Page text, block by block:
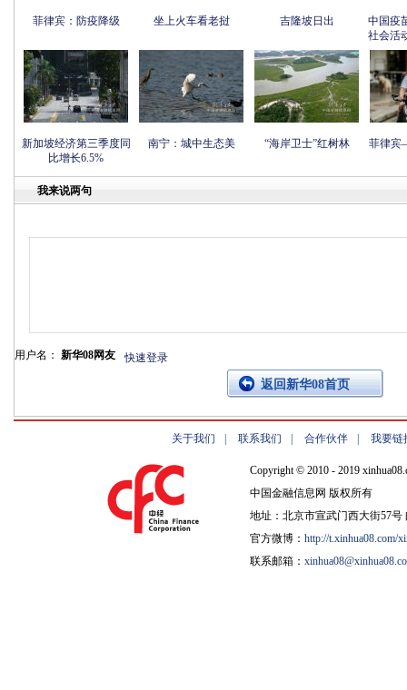
菲律宾：防疫降级 坐上火车看老挝 吉隆坡日出
中国疫
社会活
新加坡经济第三季度同
比增长6.5%
南宁：城中生态美 “海岸卫士”红树林 菲律宾
我来说两句
用户名： 新华08网友 快速登录
返回新华08首页
关于我们 联系我们 合作伙伴 我要链
Copyright © 2010 - 2019
中国金融信息网 版权所有
地址：北京市宣武门西大街57号
官方微博： http://t.xinhua08.com/
联系邮箱：